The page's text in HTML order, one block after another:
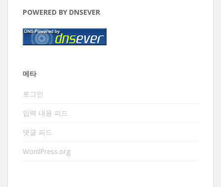
POWERED BY DNSEVER
메타
로그인
입력 내용 피드
댓글 피드
WordPress.org